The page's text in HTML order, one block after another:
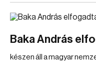
Baka András
készen áll a magyar